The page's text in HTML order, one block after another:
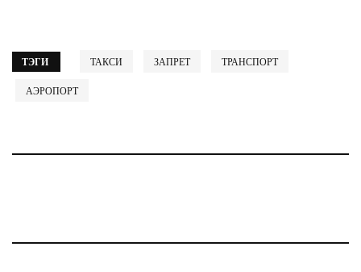
ТЭГИ ТАКСИ ЗАПРЕТ ТРАНСПОРТ
АЭРОПОРТ